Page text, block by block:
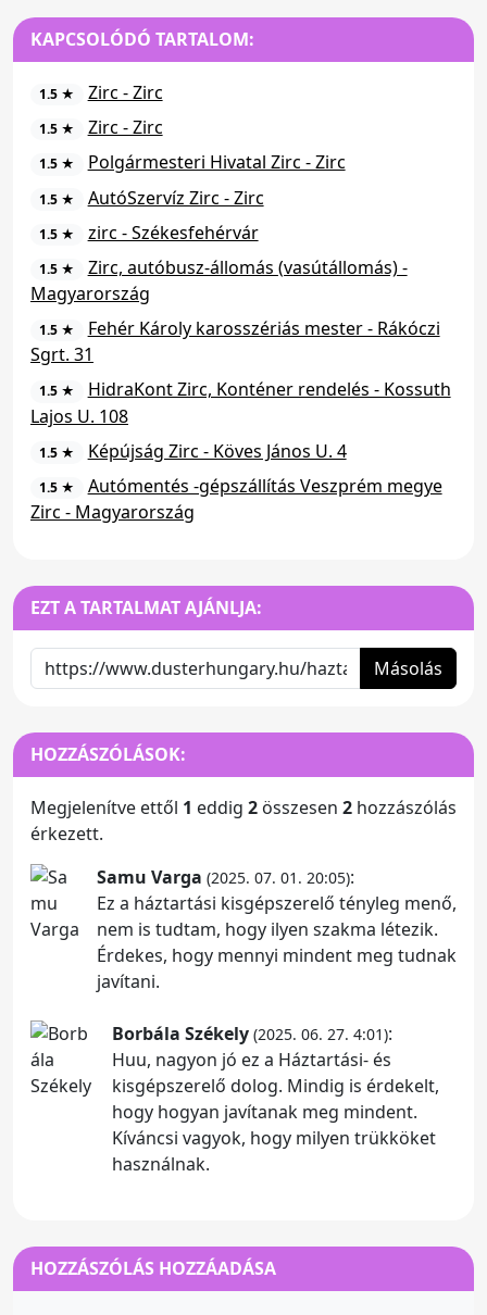
KAPCSOLÓDÓ TARTALOM:
1.5 ★ Zirc - Zirc
1.5 ★ Zirc - Zirc
1.5 ★ Polgármesteri Hivatal Zirc - Zirc
1.5 ★ AutóSzervíz Zirc - Zirc
1.5 ★ zirc - Székesfehérvár
1.5 ★
Zirc, autóbusz-állomás (vasútállomás) -
Magyarország
1.5 ★
Fehér Károly karosszériás mester - Rákóczi
Sgrt. 31
1.5 ★
HidraKont Zirc, Konténer rendelés - Kossuth
Lajos U. 108
1.5 ★ Képújság Zirc - Köves János U. 4
1.5 ★
Autómentés -gépszállítás Veszprém megye
Zirc - Magyarország
EZT A TARTALMAT AJÁNLJA:
Másolás
HOZZÁSZÓLÁSOK:
Megjelenítve ettől 1 eddig 2 összesen 2 hozzászólás
érkezett.
Samu Varga (2025. 07. 01. 20:05):
Ez a háztartási kisgépszerelő tényleg menő,
nem is tudtam, hogy ilyen szakma létezik.
Érdekes, hogy mennyi mindent meg tudnak
javítani.
Borbála Székely (2025. 06. 27. 4:01):
Huu, nagyon jó ez a Háztartási- és
kisgépszerelő dolog. Mindig is érdekelt,
hogy hogyan javítanak meg mindent.
Kíváncsi vagyok, hogy milyen trükköket
használnak.
HOZZÁSZÓLÁS HOZZÁADÁSA